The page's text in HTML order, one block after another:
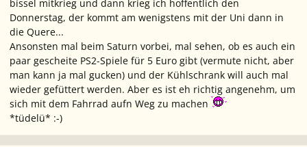
bissel mitkrieg und dann krieg ich hoffentlich den
Donnerstag, der kommt am wenigstens mit der Uni dann in
die Quere...
Ansonsten mal beim Saturn vorbei, mal sehen, ob es auch ein
paar gescheite PS2-Spiele für 5 Euro gibt (vermute nicht, aber
man kann ja mal gucken) und der Kühlschrank will auch mal
wieder gefüttert werden. Aber es ist eh richtig angenehm, um
sich mit dem Fahrrad aufn Weg zu machen
*tüdelü* :-)